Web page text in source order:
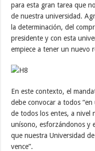
para esta gran tarea que
de nuestra universidad.
la determinación, del
presidente y con esta
empiece a tener un nuevo
En este contexto, el
debe convocar a todos
de todos los entes, a nivel
unísono, esforzándonos y
que nuestra Universidad
vence”.